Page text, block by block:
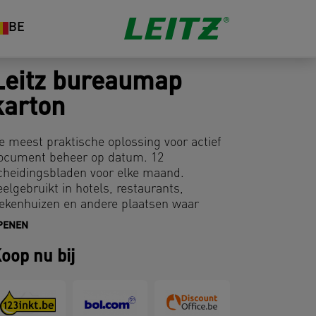
BE
bureaumap
meest praktische oplossing voor actief
beheer op datum. 12
voor elke maand.
in hotels, restaurants,
en andere plaatsen waar
registratie plaatsvindt.
nu bij